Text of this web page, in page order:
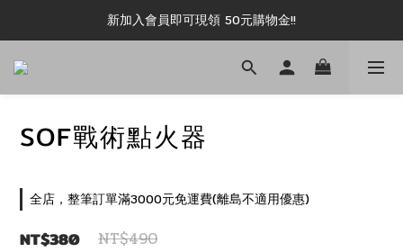
新加入會員即可現領 50元購物金!!
新加入會員即可現領 50元購物金!!
推薦好友露坑無上限領購物金!!
SOF戰術點火器
全店，整筆訂單滿3000元免運費(離島不適用優惠)
NT$490
NT$380